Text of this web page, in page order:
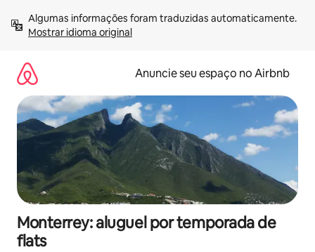
para
Mostrar idioma original
Anuncie seu espaço no Airbnb
Monterrey: aluguel por temporada de
flats